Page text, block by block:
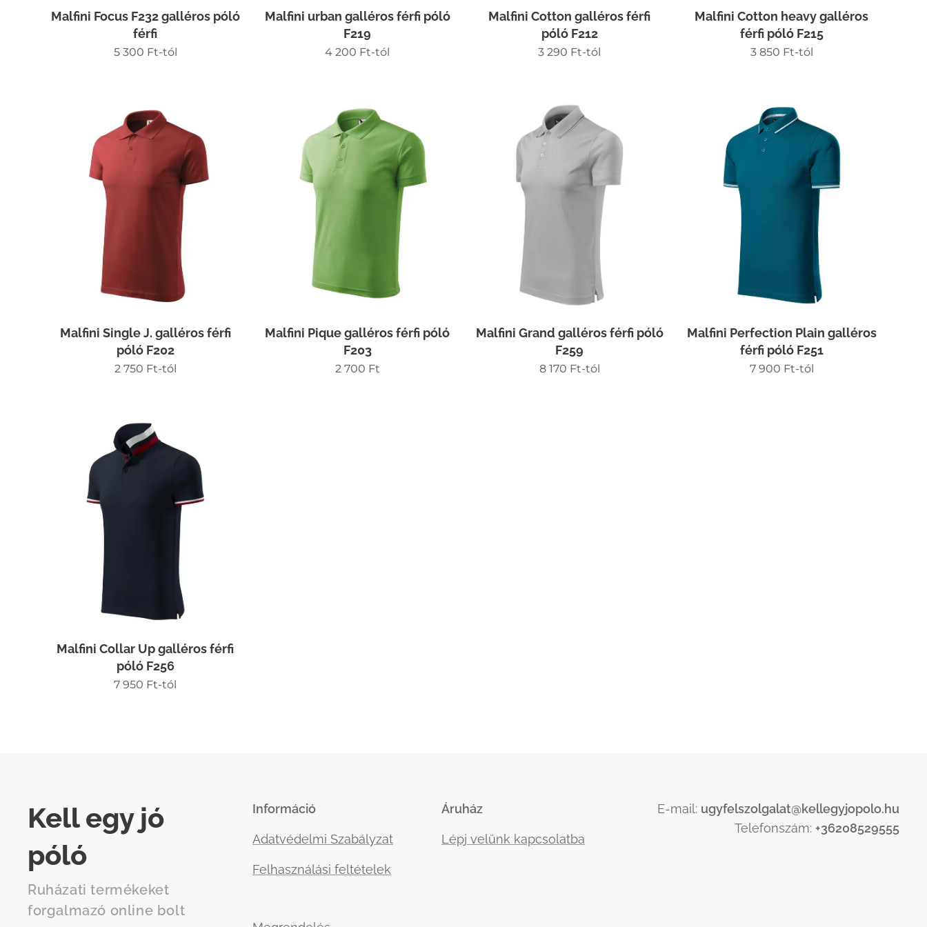
Malfini Focus F232 galléros póló
férfi
5 300 Ft-tól
Malfini urban galléros férfi póló
F219
4 200 Ft-tól
Malfini Cotton galléros férfi
póló F212
3 290 Ft-tól
Malfini Cotton heavy galléros
férfi póló F215
3 850 Ft-tól
Malfini Single J. galléros férfi
póló F202
2 750 Ft-tól
Malfini Pique galléros férfi póló
F203
2 700 Ft
Malfini Grand galléros férfi póló
F259
8 170 Ft-tól
Malfini Perfection Plain galléros
férfi póló F251
7 900 Ft-tól
Malfini Collar Up galléros férfi
póló F256
7 950 Ft-tól
Kell egy jó
póló
Ruházati termékeket
forgalmazó online bolt
Információ
Adatvédelmi Szabályzat
Felhasználási feltételek
Áruház
Lépj velünk kapcsolatba
E-mail: ugyfelszolgalat@kellegyjopolo.hu
Telefonszám: +36208529555